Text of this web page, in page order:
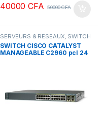
40000CFA 50000CFA
SERVEURS & RESEAUX, SWITCH
CISCO
SWITCH CISCO CATALYST
MANAGEABLE C2960 pcl 24